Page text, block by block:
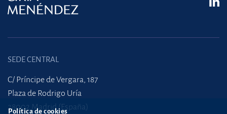
SEDE CENTRAL
C/ Príncipe de Vergara, 187
Plaza de Rodrigo Uría
28002 Madrid (España)
Política de cookies